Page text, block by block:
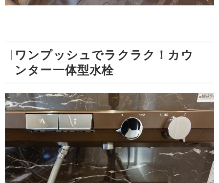
ワンプッシュでラクラク！カウ
ンター一体型水栓